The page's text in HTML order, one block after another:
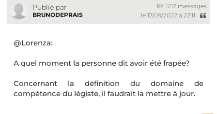
Publié par
BRUNODEPRAIS
1217 messages
le 17/09/2022 à 22:11
@Lorenza:
A quel moment la personne dit avoir été frapée?
Concernant la définition du domaine de
compétence du légiste, il faudrait la mettre à jour.